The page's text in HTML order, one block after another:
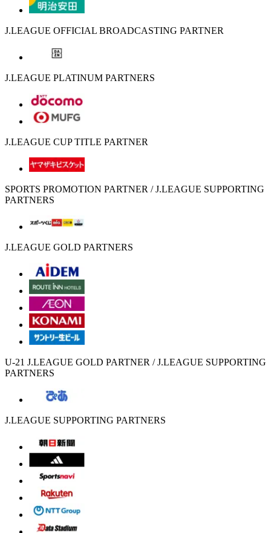
J.LEAGUE OFFICIAL BROADCASTING PARTNER
J.LEAGUE PLATINUM PARTNERS
J.LEAGUE CUP TITLE PARTNER
SPORTS PROMOTION PARTNER / J.LEAGUE SUPPORTING
PARTNERS
J.LEAGUE GOLD PARTNERS
U-21 J.LEAGUE GOLD PARTNER / J.LEAGUE SUPPORTING
PARTNERS
J.LEAGUE SUPPORTING PARTNERS